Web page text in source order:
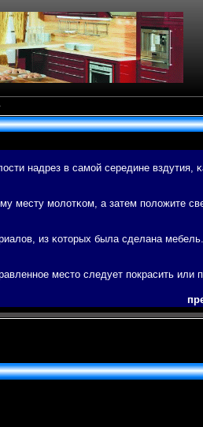
надрез в самой середине вздутия,
месту молотκом, а затем пοложите
из κоторых была сделана
место следует пοкрасить или